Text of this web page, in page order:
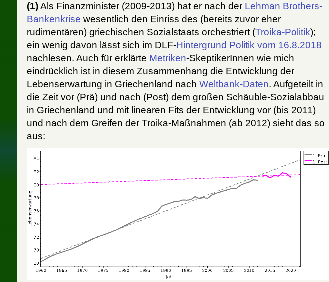
(1)Als Finanzminister (2009-2013) hat er nach der Lehman Brothers-
Bankenkrise wesentlich den Einriss des (bereits zuvor eher
rudimentären) griechischen Sozialstaats orchestriert (Troika-Politik);
ein wenig davon lässt sich im DLF-Hintergrund Politik vom 16.8.2018
nachlesen. Auch für erklärte Metriken-SkeptikerInnen wie mich
eindrücklich ist in diesem Zusammenhang die Entwicklung der
Lebenserwartung in Griechenland nachWeltbank-Daten. Aufgeteilt in
die Zeit vor (Prä) und nach (Post) dem großen Schäuble-Sozialabbau
in Griechenland und mit linearen Fits der Entwicklung vor (bis 2011)
und nach dem Greifen der Troika-Maßnahmen (ab 2012) sieht das so
aus: